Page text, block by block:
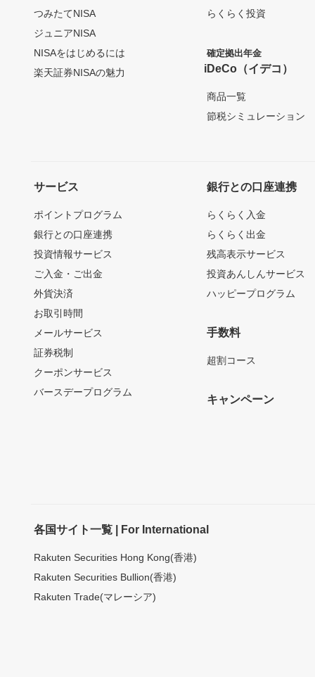
つみたてNISA
ジュニアNISA
NISAをはじめるには
楽天証券NISAの魅力
らくらく投資
確定拠出年金
iDeCo（イデコ）
商品一覧
節税シミュレーション
サービス
ポイントプログラム
銀行との口座連携
投資情報サービス
ご入金・ご出金
外貨決済
お取引時間
メールサービス
証券税制
クーポンサービス
バースデープログラム
銀行との口座連携
らくらく入金
らくらく出金
残高表示サービス
投資あんしんサービス
ハッピープログラム
手数料
超割コース
キャンペーン
各国サイト一覧 | For International
Rakuten Securities Hong Kong(香港)
Rakuten Securities Bullion(香港)
Rakuten Trade(マレーシア)